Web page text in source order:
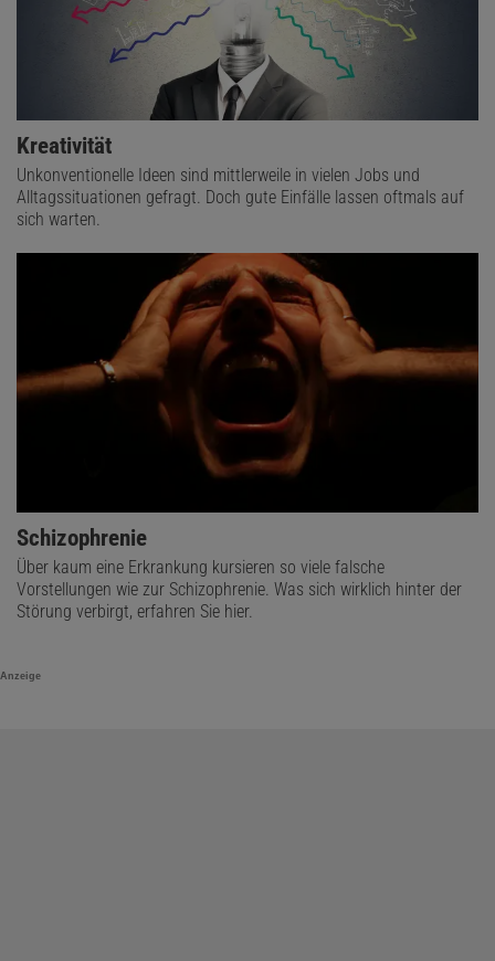
Kreativität
Unkonventionelle Ideen sind mittlerweile in vielen Jobs und
Alltagssituationen gefragt. Doch gute Einfälle lassen oftmals auf
sich warten.
Schizophrenie
Über kaum eine Erkrankung kursieren so viele falsche
Vorstellungen wie zur Schizophrenie. Was sich wirklich hinter der
Störung verbirgt, erfahren Sie hier.
Anzeige